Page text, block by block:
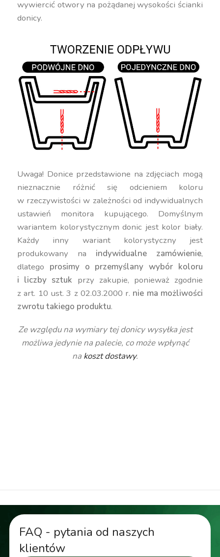
wywiercić otwory na pożądanej wysokości ścianki
donicy.
Uwaga! Donice przedstawione na zdjęciach mogą
nieznacznie różnić się odcieniem koloru
w rzeczywistości w zależności od indywidualnych
ustawień monitora kupującego. Domyślnym
wariantem kolorystycznym donic jest kolor biały.
Każdy inny wariant kolorystyczny jest
produkowany na indywidualne zamówienie,
dlatego prosimy o przemyślany wybór koloru
i liczby sztuk przy zakupie, ponieważ zgodnie
z art. 10 ust. 3 z 02.03.2000 r. nie ma możliwości
zwrotu takiego produktu.
Ze względu na wymiary tej donicy wysyłka jest
możliwa jedynie na palecie, co może wpłynąć
na koszt dostawy.
FAQ - pytania od naszych
klientów